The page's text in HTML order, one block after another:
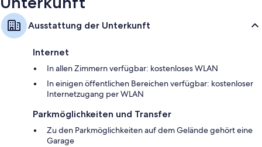
Ausstattung der Unterkunft
Internet
In allen Zimmern verfügbar: kostenloses WLAN
In einigen öffentlichen Bereichen verfügbar: kostenloser
Internetzugang per WLAN
Parkmöglichkeiten und Transfer
Zu den Parkmöglichkeiten auf dem Gelände gehört eine
Garage